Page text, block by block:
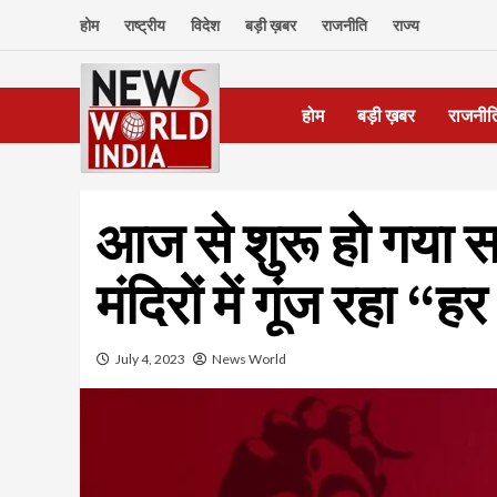
होम राष्ट्रीय विदेश बड़ी ख़बर राजनीति राज्य
होम बड़ी ख़बर
आज से शुरू हो गया
मंदिरों में गूंज रहा
July 4, 2023 News World